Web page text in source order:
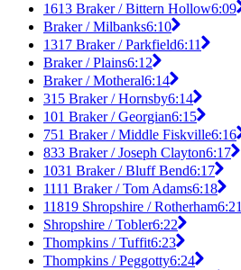
1613 Braker / Bittern Hollow6:09
Braker / Milbanks6:10
1317 Braker / Parkfield6:11
Braker / Plains6:12
Braker / Motheral6:14
315 Braker / Hornsby6:14
101 Braker / Georgian6:15
751 Braker / Middle Fiskville6:16
833 Braker / Joseph Clayton6:17
1031 Braker / Bluff Bend6:17
1111 Braker / Tom Adams6:18
11819 Shropshire / Rotherham6:21
Shropshire / Tobler6:22
Thompkins / Tuffit6:23
Thompkins / Peggotty6:24